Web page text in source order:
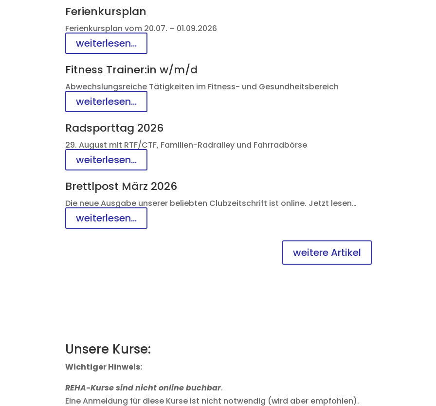
Ferienkursplan
Ferienkursplan vom 20.07. – 01.09.2026
weiterlesen...
Fitness Trainer:in w/m/d
Abwechslungsreiche Tätigkeiten im Fitness- und Gesundheitsbereich
weiterlesen...
Radsporttag 2026
29. August mit RTF/CTF, Familien-Radralley und Fahrradbörse
weiterlesen...
Brettlpost März 2026
Die neue Ausgabe unserer beliebten Clubzeitschrift ist online. Jetzt lesen…
weiterlesen...
weitere Artikel
Unsere Kurse:
Wichtiger Hinweis:
REHA-Kurse sind nicht online buchbar.
Eine Anmeldung für diese Kurse ist nicht notwendig (wird aber empfohlen).